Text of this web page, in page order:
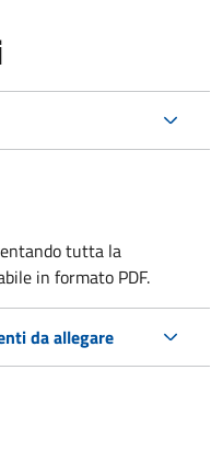
tutta la
in formato PDF.
da allegare